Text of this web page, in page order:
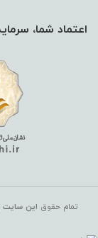
اعتماد شما،
تمام حقوق این سایت